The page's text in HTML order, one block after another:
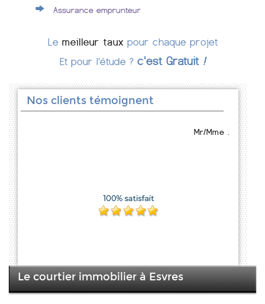
Assurance emprunteur
Le meilleur taux pour chaque projet
Et pour l'étude ? c'est Gratuit !
Nos clients témoignent
Mr/Mme .
Le courtier immobilier à Esvres